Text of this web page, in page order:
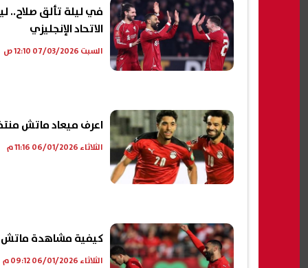
في ليلة تألق صلاح..
الاتحاد الإنجليزي
السبت 07/03/2026 12:10 ص
اعرف ميعاد ماتش
الثلاثاء 06/01/2026 11:16 م
كيفية مشاهدة ماتش
الثلاثاء 06/01/2026 09:12 م